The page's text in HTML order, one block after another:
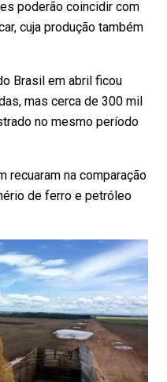
poderão coincidir com
cuja produção também
Brasil em abril ficou
mas cerca de 300 mil
no mesmo período
recuaram na comparação
de ferro e petróleo